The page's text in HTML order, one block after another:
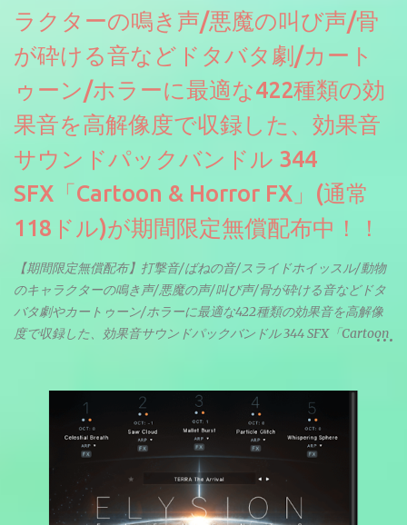
ラクターの鳴き声/悪魔の叫び声/骨
が砕ける音などドタバタ劇/カート
ゥーン/ホラーに最適な422種類の効
果音を高解像度で収録した、効果音
サウンドパックバンドル 344
SFX「Cartoon & Horror FX」(通常
118ドル)が期間限定無償配布中！！
【期間限定無償配布】打撃音/ばねの音/スライドホイッスル/動物
のキャラクターの鳴き声/悪魔の声/叫び声/骨が砕ける音などドタ
バタ劇やカートゥーン/ホラーに最適な422種類の効果音を高解像
度で収録した、効果音サウンドパックバンドル 344 SFX「Cartoon